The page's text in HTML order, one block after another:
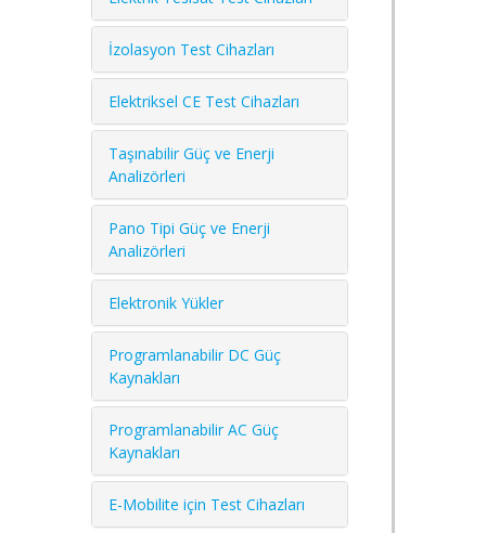
İzolasyon Test Cihazları
Elektriksel CE Test Cihazları
Taşınabilir Güç ve Enerji
Analizörleri
Pano Tipi Güç ve Enerji
Analizörleri
Elektronik Yükler
Programlanabilir DC Güç
Kaynakları
Programlanabilir AC Güç
Kaynakları
E-Mobilite için Test Cihazları